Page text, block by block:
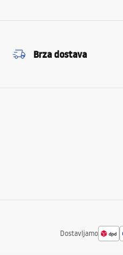
Brza dostava
Dostavljamo